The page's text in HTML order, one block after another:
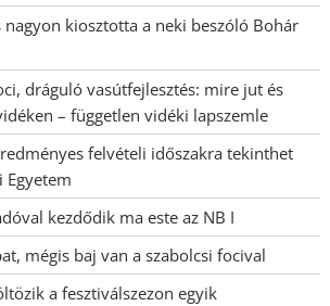
nagyon kiosztotta a neki beszóló Bohár
dráguló vasútfejlesztés: mire jut és
– független vidéki lapszemle
felvételi időszakra tekinthet
Egyetem
kezdődik ma este az NB I
mégis baj van a szabolcsi focival
a fesztiválszezon egyik